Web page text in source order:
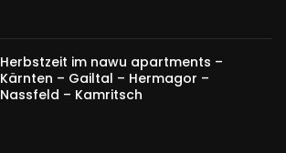
Herbstzeit im nawu apartments –
Kärnten – Gailtal – Hermagor –
Nassfeld – Kamritsch